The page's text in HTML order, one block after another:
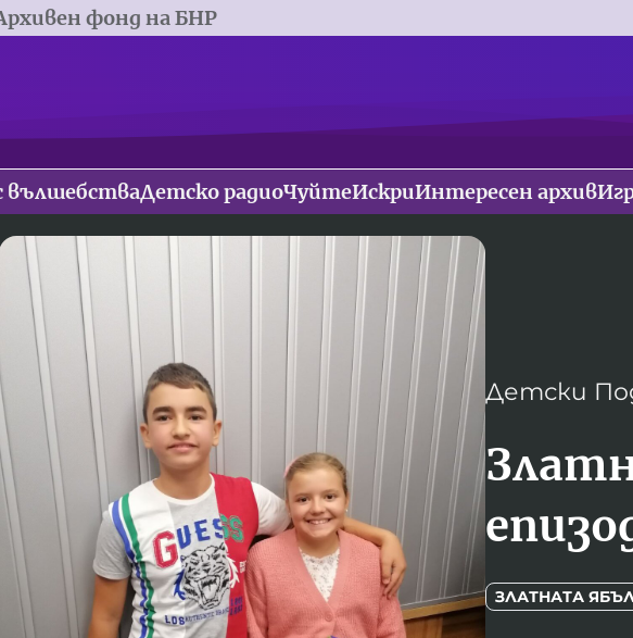
фонд на БНР
вълшебстваДетско радиоЧуйтеИскриИнтересен архив
Детски
ЗЛАТНАТА